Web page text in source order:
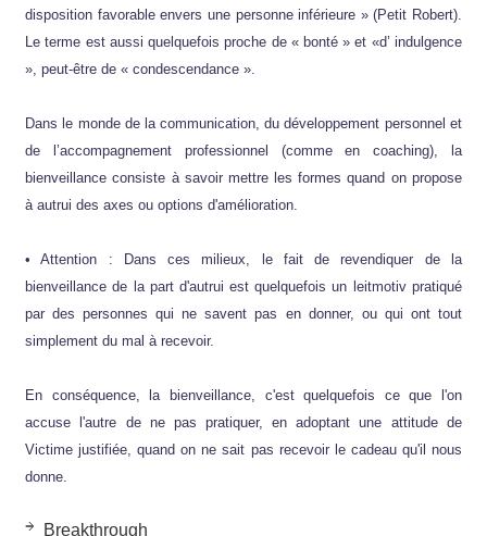
disposition favorable envers une personne inférieure » (Petit Robert).
Le terme est aussi quelquefois proche de « bonté » et «d’ indulgence
», peut-être de « condescendance ».
Dans le monde de la communication, du développement personnel et
de l’accompagnement professionnel (comme en coaching), la
bienveillance consiste à savoir mettre les formes quand on propose
à autrui des axes ou options d'amélioration.
• Attention : Dans ces milieux, le fait de revendiquer de la
bienveillance de la part d'autrui est quelquefois un leitmotiv pratiqué
par des personnes qui ne savent pas en donner, ou qui ont tout
simplement du mal à recevoir.
En conséquence, la bienveillance, c'est quelquefois ce que l'on
accuse l'autre de ne pas pratiquer, en adoptant une attitude de
Victime justifiée, quand on ne sait pas recevoir le cadeau qu'il nous
donne.
Breakthrough